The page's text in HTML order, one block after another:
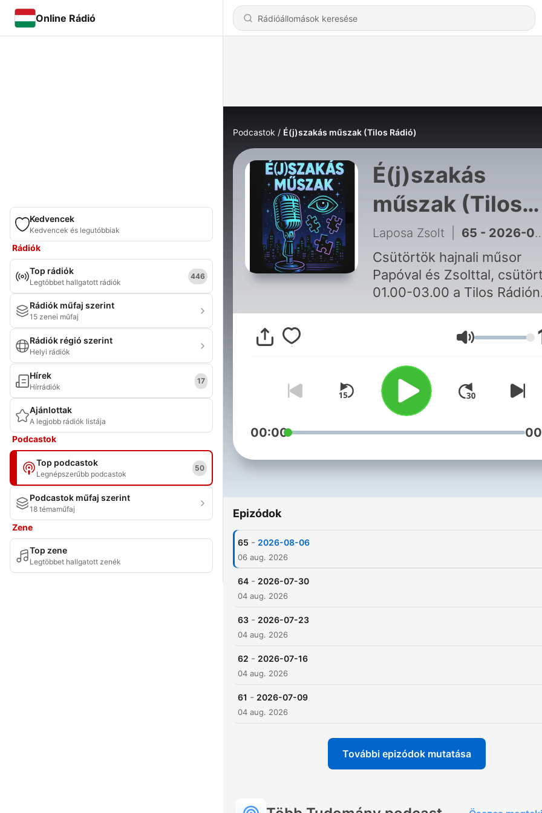
Online Rádió
Kedvencek
Kedvencek és legutóbbiak
Rádiók
Top rádiók
Legtöbbet hallgatott rádiók
446
Rádiók műfaj szerint
15 zenei műfaj
Rádiók régió szerint
Helyi rádiók
Hírek
Hírrádiók
17
Ajánlottak
A legjobb rádiók listája
Podcastok
Top podcastok
Legnépszerűbb podcastok
50
Podcastok műfaj szerint
18 témaműfaj
Zene
Top zene
Legtöbbet hallgatott zenék
Podcastok É(j)szakás műszak (Tilos Rádió)
É(j)szakás
műszak (Tilos
Rádió) -
Online
Laposa Zsolt 65 - 2026-08-06
Csütörtök hajnali műsor
Papóval és Zsolttal,
01.00-03.00 a Tilos Rádión
Sajnos jogi okokból a
túlnyomó részét ki kell
vágnom, de a teljes műsor
megtalálható a Tilos Rádió
archívumában.
Hangerő
00:00
Epizódok
65 - 2026-08-06
06 aug. 2026
64 - 2026-07-30
04 aug. 2026
63 - 2026-07-23
04 aug. 2026
62 - 2026-07-16
04 aug. 2026
61 - 2026-07-09
04 aug. 2026
További epizódok mutatása